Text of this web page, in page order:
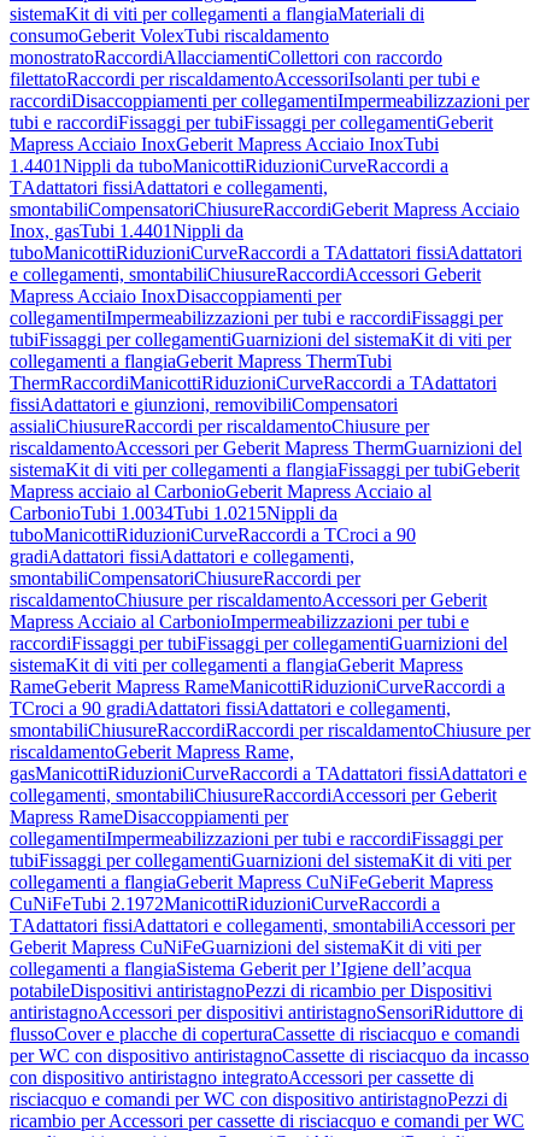
sistemaKit di viti per collegamenti a flangiaMateriali di
consumoGeberit VolexTubi riscaldamento
monostratoRaccordiAllacciamentiCollettori con raccordo
filettatoRaccordi per riscaldamentoAccessoriIsolanti per tubi e
raccordiDisaccoppiamenti per collegamentiImpermeabilizzazioni per
tubi e raccordiFissaggi per tubiFissaggi per collegamentiGeberit
Mapress Acciaio InoxGeberit Mapress Acciaio InoxTubi
1.4401Nippli da tuboManicottiRiduzioniCurveRaccordi a
TAdattatori fissiAdattatori e collegamenti,
smontabiliCompensatoriChiusureRaccordiGeberit Mapress Acciaio
Inox, gasTubi 1.4401Nippli da
tuboManicottiRiduzioniCurveRaccordi a TAdattatori fissiAdattatori
e collegamenti, smontabiliChiusureRaccordiAccessori Geberit
Mapress Acciaio InoxDisaccoppiamenti per
collegamentiImpermeabilizzazioni per tubi e raccordiFissaggi per
tubiFissaggi per collegamentiGuarnizioni del sistemaKit di viti per
collegamenti a flangiaGeberit Mapress ThermTubi
ThermRaccordiManicottiRiduzioniCurveRaccordi a TAdattatori
fissiAdattatori e giunzioni, removibiliCompensatori
assialiChiusureRaccordi per riscaldamentoChiusure per
riscaldamentoAccessori per Geberit Mapress ThermGuarnizioni del
sistemaKit di viti per collegamenti a flangiaFissaggi per tubiGeberit
Mapress acciaio al CarbonioGeberit Mapress Acciaio al
CarbonioTubi 1.0034Tubi 1.0215Nippli da
tuboManicottiRiduzioniCurveRaccordi a TCroci a 90
gradiAdattatori fissiAdattatori e collegamenti,
smontabiliCompensatoriChiusureRaccordi per
riscaldamentoChiusure per riscaldamentoAccessori per Geberit
Mapress Acciaio al CarbonioImpermeabilizzazioni per tubi e
raccordiFissaggi per tubiFissaggi per collegamentiGuarnizioni del
sistemaKit di viti per collegamenti a flangiaGeberit Mapress
RameGeberit Mapress RameManicottiRiduzioniCurveRaccordi a
TCroci a 90 gradiAdattatori fissiAdattatori e collegamenti,
smontabiliChiusureRaccordiRaccordi per riscaldamentoChiusure per
riscaldamentoGeberit Mapress Rame,
gasManicottiRiduzioniCurveRaccordi a TAdattatori fissiAdattatori e
collegamenti, smontabiliChiusureRaccordiAccessori per Geberit
Mapress RameDisaccoppiamenti per
collegamentiImpermeabilizzazioni per tubi e raccordiFissaggi per
tubiFissaggi per collegamentiGuarnizioni del sistemaKit di viti per
collegamenti a flangiaGeberit Mapress CuNiFeGeberit Mapress
CuNiFeTubi 2.1972ManicottiRiduzioniCurveRaccordi a
TAdattatori fissiAdattatori e collegamenti, smontabiliAccessori per
Geberit Mapress CuNiFeGuarnizioni del sistemaKit di viti per
collegamenti a flangiaSistema Geberit per l’Igiene dell’acqua
potabileDispositivi antiristagnoPezzi di ricambio per Dispositivi
antiristagnoAccessori per dispositivi antiristagnoSensoriRiduttore di
flussoCover e placche di coperturaCassette di risciacquo e comandi
per WC con dispositivo antiristagnoCassette di risciacquo da incasso
con dispositivo antiristagno integratoAccessori per cassette di
risciacquo e comandi per WC con dispositivo antiristagnoPezzi di
ricambio per Accessori per cassette di risciacquo e comandi per WC